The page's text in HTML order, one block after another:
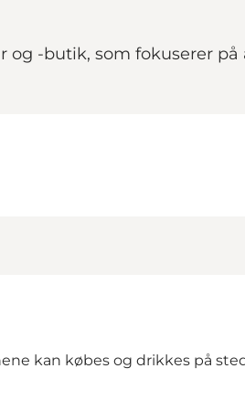
-butik, som fokuserer
kan købes og drikkes på